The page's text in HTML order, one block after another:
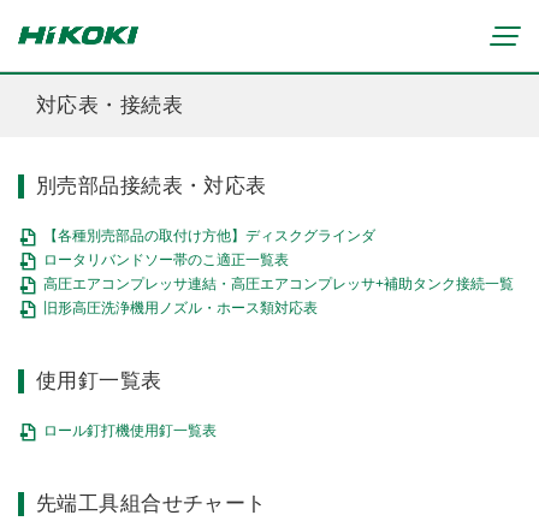
マルチボルト(36V)製品
ブラシレスモーター搭載製品
締付け・穴あけ(コードレス)
研磨(コードレス)
クリーナー・集じん(コードレス)
切削・ホゾ穴(コードレス)
穴あけ・締付け
研削・研磨
清掃・吹き飛ばし
植木バリカン
芝刈機
のこぎり
締付け・穴あけ・ハツリ用
研削用
切断・曲げ・圧着用
修理からのお知らせ
対応表・接続表
別売部品接続表・対応表
【各種別売部品の取付け方他】ディスクグラインダ
ロータリバンドソー帯のこ適正一覧表
高圧エアコンプレッサ連結・高圧エアコンプレッサ+補助タンク接続一覧
旧形高圧洗浄機用ノズル・ホース類対応表
使用釘一覧表
ロール釘打機使用釘一覧表
先端工具組合せチャート